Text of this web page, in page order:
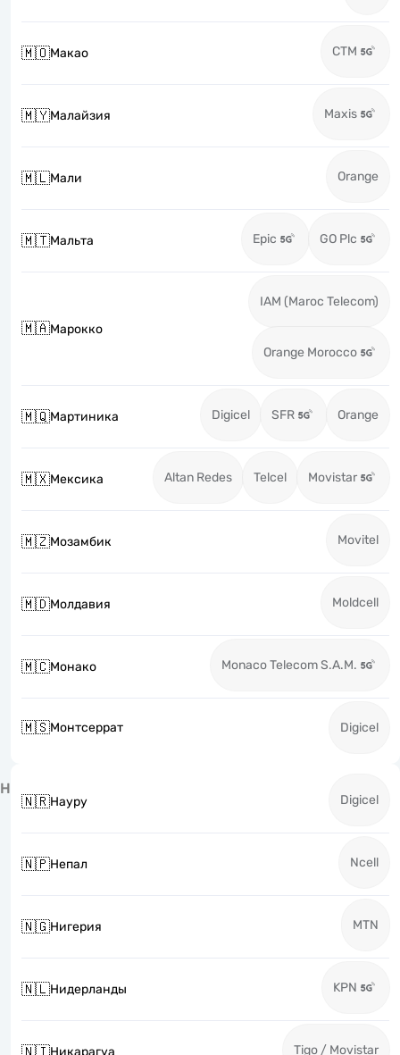
🇲🇴Макао CTM
🇲🇾Малайзия Maxis
🇲🇱Мали Orange
🇲🇹Мальта Epic GO Plc
🇲🇦Марокко
IAM (Maroc Telecom)
Orange Morocco
🇲🇶Мартиника Digicel SFR Orange
🇲🇽Мексика Altan Redes Telcel Movistar
🇲🇿Мозамбик Movitel
🇲🇩Молдавия Moldcell
🇲🇨Монако Monaco Telecom S.A.M.
🇲🇸Монтсеррат Digicel
Н
🇳🇷Науру Digicel
🇳🇵Непал Ncell
🇳🇬Нигерия MTN
🇳🇱Нидерланды KPN
🇳🇮Никарагуа Tigo / Movistar